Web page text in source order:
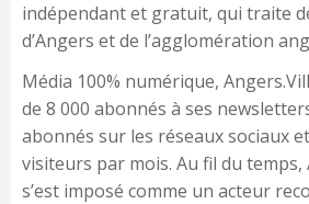
indépendant et gratuit, qui traite
d’Angers et de l’agglomération
Média 100% numérique,
de 8 000 abonnés à ses
abonnés sur les réseaux sociaux
visiteurs par mois. Au fil du
s’est imposé comme un acteur